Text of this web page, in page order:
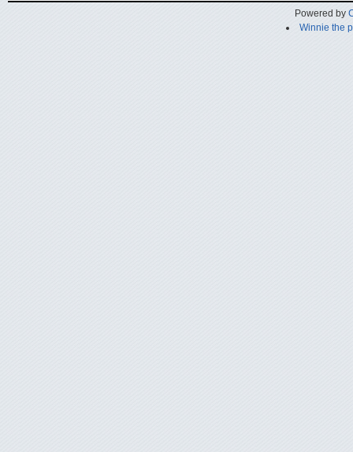
Powered by
Winnie the